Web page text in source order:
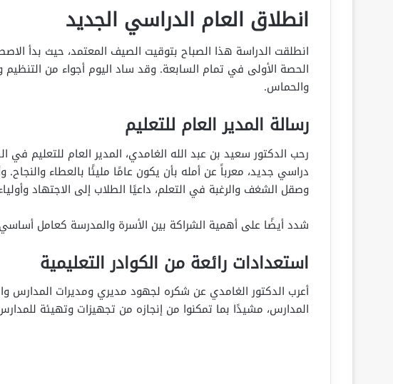
انطلاق العام الدراسي الجديد
الحصة الأولى في تمام السابعة. وقد ساد اليوم أجواء من التنظيم
والحماس.
رسالة المدير العام للتعليم
رحب الدكتور سعيد بن عبد الله الغامدي، المدير العام للتعليم في
دراسي جديد، معرباً عن أمله بأن يكون عامًا مليئًا بالعطاء
وصقل الشغف والرغبة في التعلم، داعيًا الطلاب إلى الاجتهاد
شدد أيضًا على أهمية الشراكة بين الأسرة والمدرسة كعامل أساسي
استعدادات رائعة من الكوادر التعليمية
أعرب الدكتور الغامدي عن شكره لجهود مديري ومديرات المدارس
المدارس، مشيدًا بما تمكنوا من إنجازه من تجهيزات وتهيئة